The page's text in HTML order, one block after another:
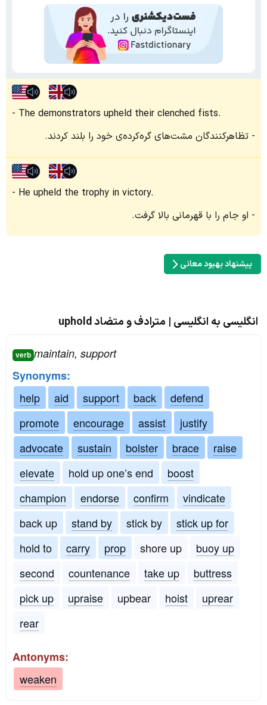
The demonstrators upheld their clenched fists.
تظاهر‌کنندگان مشت‌های گره‌کرده‌ی خود را بلند کردند.
He upheld the trophy in victory.
او جام را با قهرمانی بالا گرفت.
پیشنهاد بهبود معانی
انگلیسی به انگلیسی | مترادف و متضاد uphold
verb maintain, support
Synonyms:
help
aid support back
defend
promote
encourage assist
justify
advocate
sustain bolster brace
raise
elevate
hold up one’s end
boost
champion
endorse confirm
vindicate
back up
stand by stick by
stick up for
hold to
carry prop shore up
buoy up
second
countenance take up
buttress
pick up
upraise upbear hoist
uprear
rear
Antonyms:
weaken